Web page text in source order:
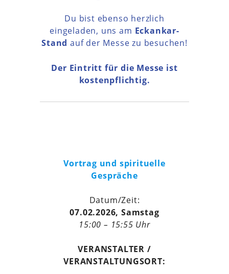
Du bist ebenso herzlich
eingeladen, uns am Eckankar-
Stand auf der Messe zu besuchen!
Der Eintritt für die Messe ist
kostenpflichtig.
Vortrag und spirituelle
Gespräche
Datum/Zeit:
07.02.2026, Samstag
15:00 – 15:55 Uhr
VERANSTALTER /
VERANSTALTUNGSORT: